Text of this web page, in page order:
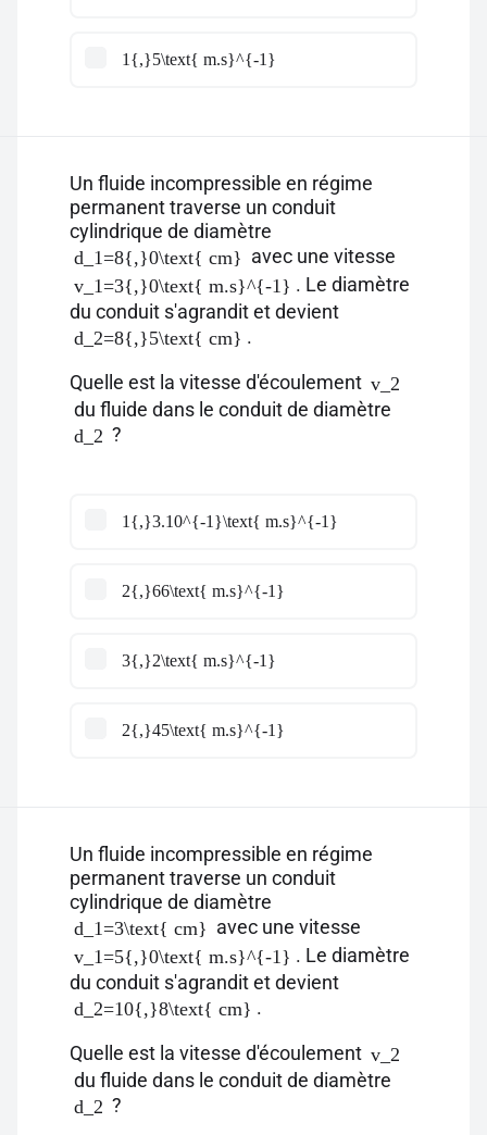
1{,}5\text{ m.s}^{-1}
Un fluide incompressible en régime
permanent traverse un conduit
cylindrique de diamètre
d_1=8{,}0\text{ cm} avec une vitesse
v_1=3{,}0\text{ m.s}^{-1} . Le diamètre
du conduit s'agrandit et devient
d_2=8{,}5\text{ cm} .
Quelle est la vitesse d'écoulement v_2
du fluide dans le conduit de diamètre
d_2 ?
1{,}3.10^{-1}\text{ m.s}^{-1}
2{,}66\text{ m.s}^{-1}
3{,}2\text{ m.s}^{-1}
2{,}45\text{ m.s}^{-1}
Un fluide incompressible en régime
permanent traverse un conduit
cylindrique de diamètre
d_1=3\text{ cm} avec une vitesse
v_1=5{,}0\text{ m.s}^{-1} . Le diamètre
du conduit s'agrandit et devient
d_2=10{,}8\text{ cm} .
Quelle est la vitesse d'écoulement v_2
du fluide dans le conduit de diamètre
d_2 ?